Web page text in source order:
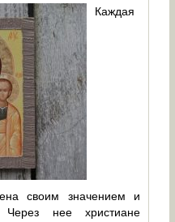
Каждая
своим значением и
Через нее христиане